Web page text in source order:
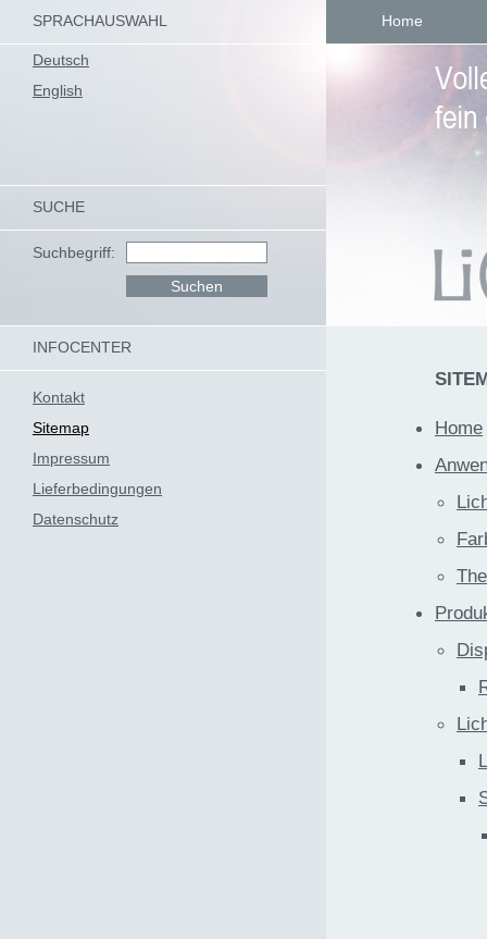
SPRACHAUSWAHL
Deutsch
English
SUCHE
Suchbegriff:
Home
INFOCENTER
Kontakt
Sitemap
Impressum
Lieferbedingungen
Datenschutz
Home